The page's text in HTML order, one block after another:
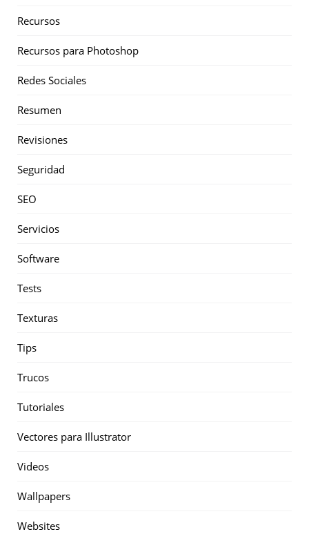
Recursos
Recursos para Photoshop
Redes Sociales
Resumen
Revisiones
Seguridad
SEO
Servicios
Software
Tests
Texturas
Tips
Trucos
Tutoriales
Vectores para Illustrator
Videos
Wallpapers
Websites